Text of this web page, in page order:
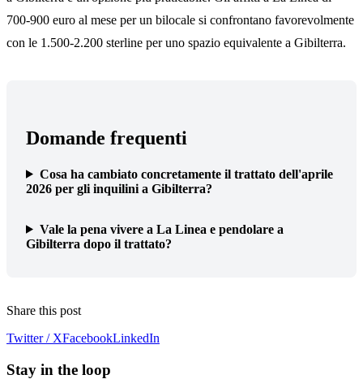
700-900 euro al mese per un bilocale si confrontano favorevolmente
con le 1.500-2.200 sterline per uno spazio equivalente a Gibilterra.
Domande frequenti
Cosa ha cambiato concretamente il trattato dell'aprile
2026 per gli inquilini a Gibilterra?
Vale la pena vivere a La Linea e pendolare a
Gibilterra dopo il trattato?
Share this post
Twitter / XFacebookLinkedIn
Stay in the loop